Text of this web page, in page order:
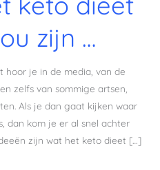
zijn …
hoor je in de media, van de
zelfs van sommige artsen,
Als je dan gaat kijken waar
dan kom je er al snel achter
zijn wat het keto dieet […]